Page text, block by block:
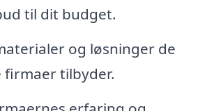
til dit budget.
og løsninger de
firmaer tilbyder.